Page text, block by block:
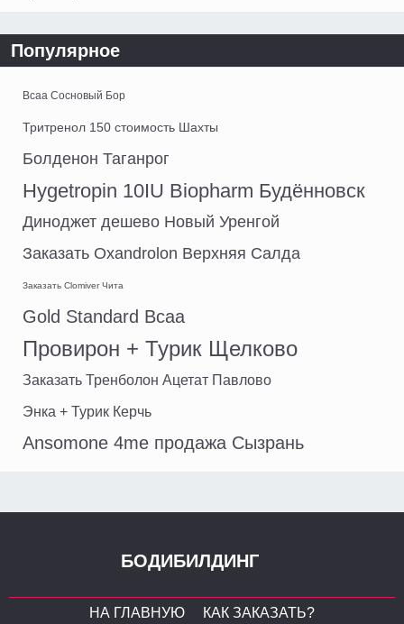
Популярное
Bcaa Сосновый Бор
Тритренол 150 стоимость Шахты
Болденон Таганрог
Hygetropin 10IU Biopharm Будённовск
Диноджет дешево Новый Уренгой
Заказать Oxandrolon Верхняя Салда
Заказать Clomiver Чита
Gold Standard Bcaa
Провирон + Турик Щелково
Заказать Тренболон Ацетат Павлово
Энка + Турик Керчь
Ansomone 4me продажа Сызрань
БОДИБИЛДИНГ
НА ГЛАВНУЮ КАК ЗАКАЗАТЬ?